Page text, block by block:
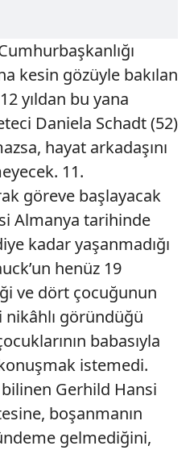
kesin gözüyle bakılan
yıldan bu yana
Daniela Schadt (52)
hayat arkadaşını
11.
göreve başlayacak
Almanya tarihinde
kadar yaşanmadığı
henüz 19
ve dört çocuğunun
göründüğü
babasıyla
istemedi.
bilinen Gerhild Hansi
boşanmanın
gelmediğini,